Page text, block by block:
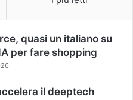
quasi un italiano su
per fare shopping
il deeptech